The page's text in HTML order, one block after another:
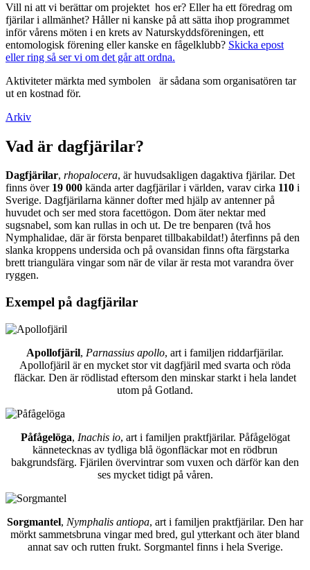
Vill ni att vi berättar om projektet hos er? Eller ha ett föredrag om
fjärilar i allmänhet? Håller ni kanske på att sätta ihop programmet
inför vårens möten i en krets av Naturskyddsföreningen, ett
entomologisk förening eller kanske en fågelklubb? Skicka epost
eller ring så ser vi om det går att ordna.
Aktiviteter märkta med symbolen
är sådana som organisatören tar
ut en kostnad för.
Arkiv
Vad är dagfjärilar?
Dagfjärilar, rhopalocera, är huvudsakligen dagaktiva fjärilar. Det
finns över 19 000 kända arter dagfjärilar i världen, varav cirka 110 i
Sverige. Dagfjärilarna känner dofter med hjälp av antenner på
huvudet och ser med stora facettögon. Dom äter nektar med
sugsnabel, som kan rullas in och ut. De tre benparen (två hos
Nymphalidae, där är första benparet tillbakabildat!) återfinns på den
slanka kroppens undersida och på ovansidan finns ofta färgstarka
brett triangulära vingar som när de vilar är resta mot varandra över
ryggen.
Exempel på dagfjärilar
Apollofjäril, Parnassius apollo, art i familjen riddarfjärilar.
Apollofjäril är en mycket stor vit dagfjäril med svarta och röda
fläckar. Den är rödlistad eftersom den minskar starkt i hela landet
utom på Gotland.
Påfågelöga, Inachis io, art i familjen praktfjärilar. Påfågelögat
kännetecknas av tydliga blå ögonfläckar mot en rödbrun
bakgrundsfärg. Fjärilen övervintrar som vuxen och därför kan den
ses mycket tidigt på våren.
Sorgmantel, Nymphalis antiopa, art i familjen praktfjärilar. Den har
mörkt sammetsbruna vingar med bred, gul ytterkant och äter bland
annat sav och rutten frukt. Sorgmantel finns i hela Sverige.